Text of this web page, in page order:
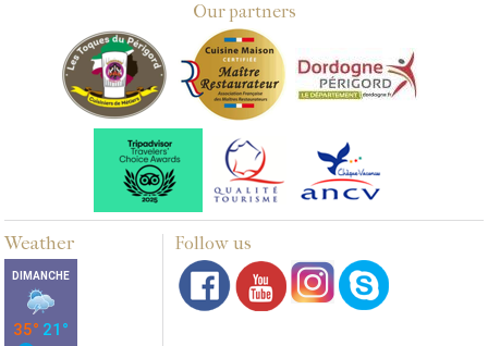
Our partners
Weather Follow us